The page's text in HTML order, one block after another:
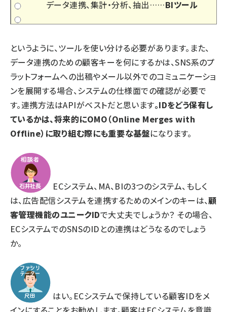
データ連携、集計・分析、抽出……BIツール
というように、ツールを使い分ける必要があります。また、
データ連携のための顧客キーを何にするかは、SNS系のプ
ラットフォームへの出稿やメール以外でのコミュニケーショ
ンを展開する場合、システムの仕様面での確認が必要で
す。連携方法はAPIがベストだと思います。IDをどう保有し
ているかは、将来的にOMO（Online Merges with
Offline）に取り組む際にも重要な基盤になります。
ECシステム、MA、BIの3つのシステム、もしく
は、広告配信システムを連携するためのメインのキーは、顧
客管理機能のユニークIDで大丈夫でしょうか？ その場合、
ECシステムでのSNSのIDとの連携はどうなるのでしょう
か。
はい。ECシステムで保持している顧客IDをメ